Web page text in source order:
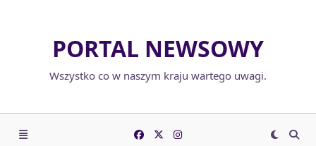
PORTAL NEWSOWY
Wszystko co w naszym kraju wartego uwagi.